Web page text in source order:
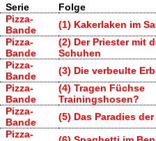
Serie Folge
Pizza-
Bande
(1) Kakerlaken im
Pizza-
Bande
(2) Der Priester mit
Schuhen
Pizza-
Bande
(3) Die verbeulte
Pizza-
Bande
(4) Tragen Füchse
Trainingshosen?
Pizza-
Bande
(5) Das Paradies
Pizza-